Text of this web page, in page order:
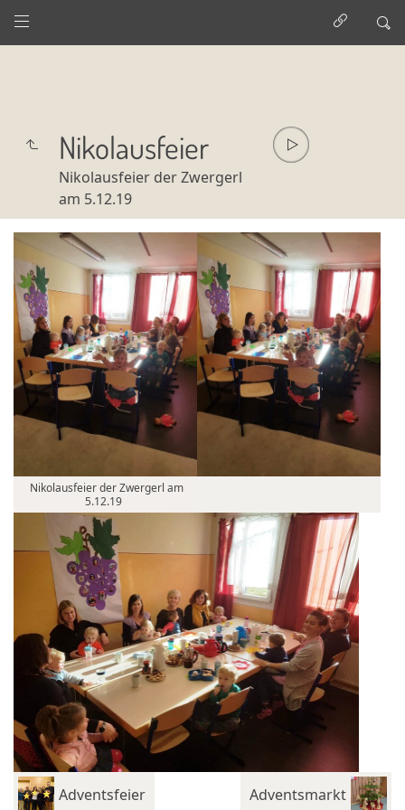
Nikolausfeier
Nikolausfeier der Zwergerl
am 5.12.19
Nikolausfeier der Zwergerl am
5.12.19
Adventsfeier Adventsmarkt